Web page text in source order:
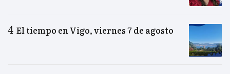
El tiempo en Vigo, viernes 7 de agosto